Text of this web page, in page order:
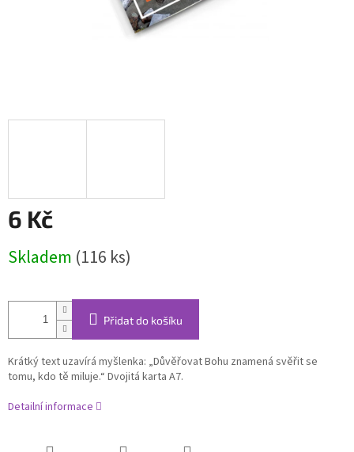
6 Kč
cena:
Skladem (116 ks)
Přidat do košíku
Krátký text uzavírá myšlenka: „Důvěřovat Bohu znamená svěřit se
tomu, kdo tě miluje.“ Dvojitá karta A7.
Detailní informace